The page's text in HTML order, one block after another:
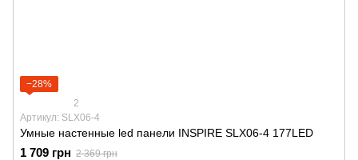
−28%
2
Артикул: SLX06-4
Умные настенные led панели INSPIRE SLX06-4 177LED
1 709 грн 2 369 грн